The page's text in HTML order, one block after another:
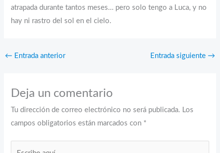
atrapada durante tantos meses… pero solo tengo a Luca, y no
hay ni rastro del sol en el cielo.
← Entrada anterior Entrada siguiente →
Deja un comentario
Tu dirección de correo electrónico no será publicada. Los
campos obligatorios están marcados con *